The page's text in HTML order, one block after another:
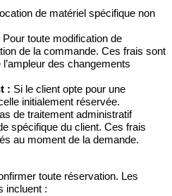
de matériel spécifique non
Pour toute modification de
de la commande. Ces frais sont
des changements
: Si le client opte pour une
initialement réservée.
de traitement administratif
spécifique du client. Ces frais
au moment de la demande.
toute réservation. Les
incluent :